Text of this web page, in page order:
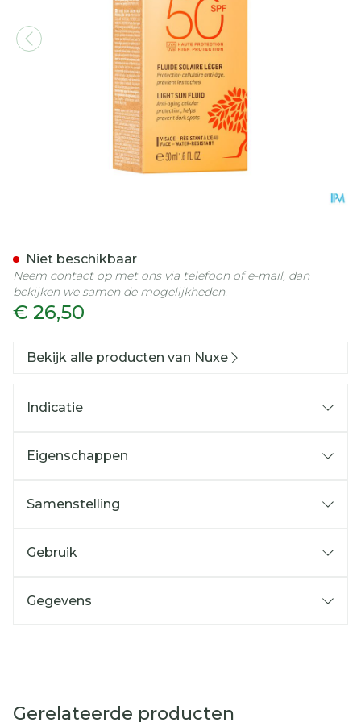
€ 26,50
Niet beschikbaar
Neem contact op met ons via telefoon of e-mail, dan
bekijken we samen de mogelijkheden.
Bekijk alle producten van Nuxe
Indicatie
Eigenschappen
Samenstelling
Gebruik
Gegevens
Gerelateerde producten